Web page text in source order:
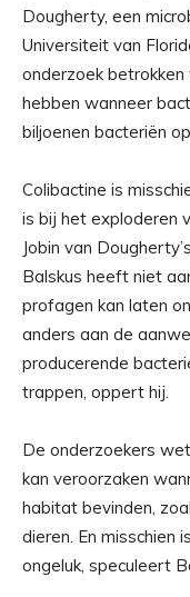
Dougherty, een
Universiteit van
onderzoek
hebben wanneer
biljoenen bacteriën
Colibactine is
is bij het exploderen
Jobin van
Balskus heeft niet
profagen kan laten
anders aan de
producerende
trappen, oppert hij.
De onderzoekers
kan veroorzaken
habitat bevinden,
dieren. En misschien
ongeluk, speculeert